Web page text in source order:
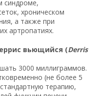
синдроме,
хроническом
а также при
артропатиях.
вьющийся (Derris
3000 миллиграммов.
(не более 5
терапию,